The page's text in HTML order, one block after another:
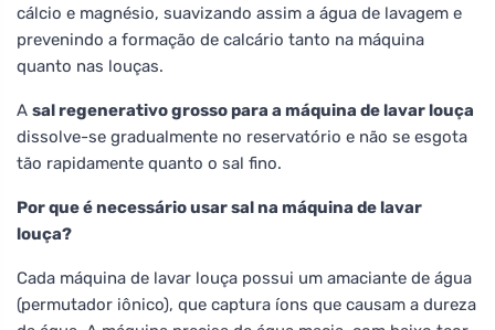
cálcio e magnésio, suavizando assim a água de lavagem e
prevenindo a formação de calcário tanto na máquina
quanto nas louças.
A sal regenerativo grosso para a máquina de lavar louça
dissolve-se gradualmente no reservatório e não se esgota
tão rapidamente quanto o sal fino.
Por que é necessário usar sal na máquina de lavar
louça?
Cada máquina de lavar louça possui um amaciante de água
(permutador iônico), que captura íons que causam a dureza